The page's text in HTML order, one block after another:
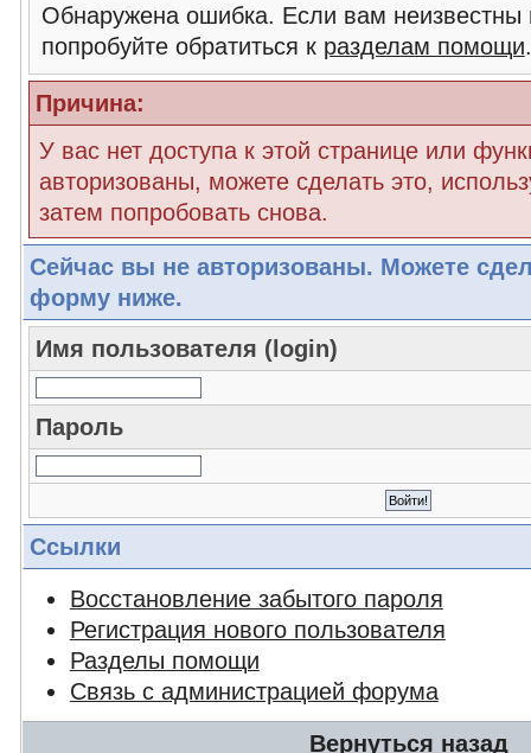
Обнаружена ошибка. Если вам
попробуйте обратиться к разделам помощи.
Причина:
У вас нет доступа к этой странице или
авторизованы, можете сделать это,
затем попробовать снова.
Сейчас вы не авторизованы. Можете
форму ниже.
Имя пользователя (login)
Пароль
Ссылки
Восстановление забытого пароля
Регистрация нового пользователя
Разделы помощи
Связь с администрацией форума
Вернуться назад